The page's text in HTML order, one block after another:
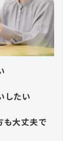
したい
大丈夫で